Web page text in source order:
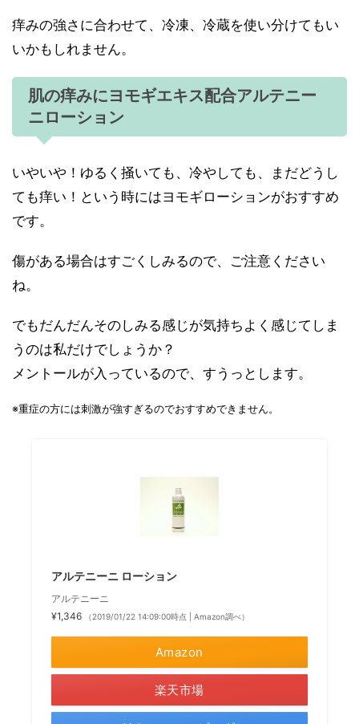
痒みの強さに合わせて、冷凍、冷蔵を使い分けてもい
いかもしれません。
肌の痒みにヨモギエキス配合アルテニー
ニローション
いやいや！ゆるく掻いても、冷やしても、まだどうし
ても痒い！という時にはヨモギローションがおすすめ
です。
傷がある場合はすごくしみるので、ご注意ください
ね。
でもだんだんそのしみる感じが気持ちよく感じてしま
うのは私だけでしょうか？
メントールが入っているので、すうっとします。
※重症の方には刺激が強すぎるのでおすすめできません。
アルテニーニ ローション
アルテニーニ
¥1,346
（2019/01/22 14:09:00時点 | Amazon調べ）
Amazon
楽天市場